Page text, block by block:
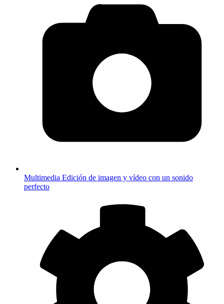
Multimedia Edición de imagen y vídeo con un sonido
perfecto